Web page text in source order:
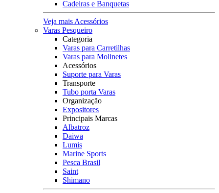
Cadeiras e Banquetas
Veja mais Acessórios
Varas Pesqueiro
Categoria
Varas para Carretilhas
Varas para Molinetes
Acessórios
Suporte para Varas
Transporte
Tubo porta Varas
Organização
Expositores
Principais Marcas
Albatroz
Daiwa
Lumis
Marine Sports
Pesca Brasil
Saint
Shimano